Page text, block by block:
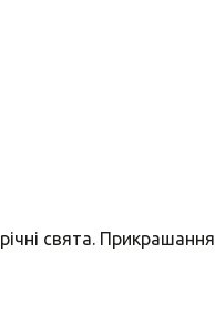
свята. Прикрашання